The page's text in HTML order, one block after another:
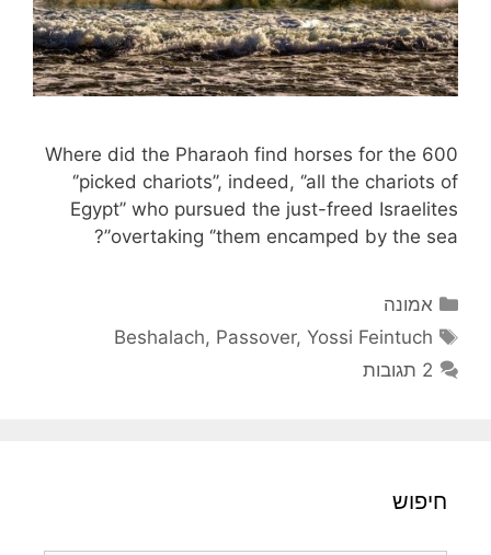
Where did the Pharaoh find horses for the 600
‘’picked chariots’’, indeed, ‘’all the chariots of
Egypt’’ who pursued the just-freed Israelites
overtaking ‘’them encamped by the sea’’?
קטגוריות
אמונה
תגיות
Beshalach, Passover, Yossi Feintuch
2 תגובות
חיפוש